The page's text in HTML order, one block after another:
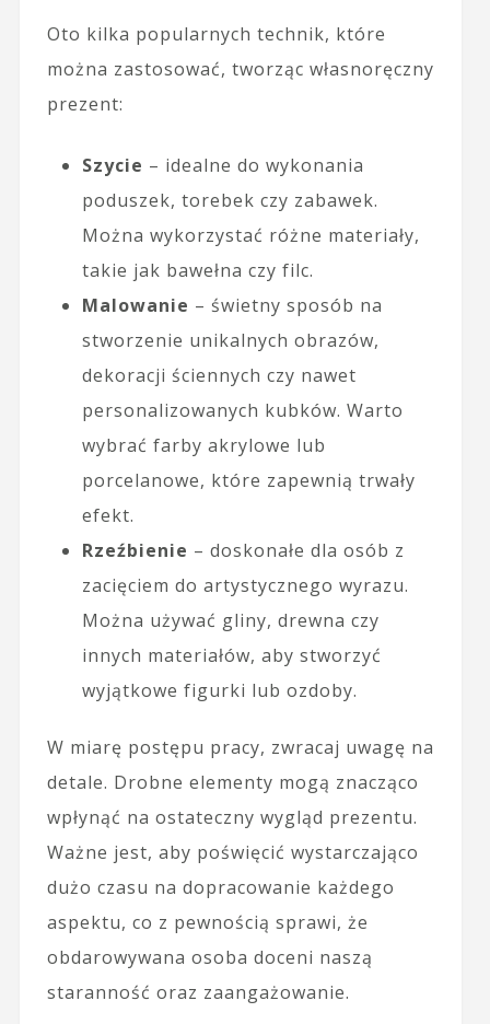
Oto kilka popularnych technik, które
można zastosować, tworząc własnoręczny
prezent:
Szycie – idealne do wykonania
poduszek, torebek czy zabawek.
Można wykorzystać różne materiały,
takie jak bawełna czy filc.
Malowanie – świetny sposób na
stworzenie unikalnych obrazów,
dekoracji ściennych czy nawet
personalizowanych kubków. Warto
wybrać farby akrylowe lub
porcelanowe, które zapewnią trwały
efekt.
Rzeźbienie – doskonałe dla osób z
zacięciem do artystycznego wyrazu.
Można używać gliny, drewna czy
innych materiałów, aby stworzyć
wyjątkowe figurki lub ozdoby.
W miarę postępu pracy, zwracaj uwagę na
detale. Drobne elementy mogą znacząco
wpłynąć na ostateczny wygląd prezentu.
Ważne jest, aby poświęcić wystarczająco
dużo czasu na dopracowanie każdego
aspektu, co z pewnością sprawi, że
obdarowywana osoba doceni naszą
staranność oraz zaangażowanie.